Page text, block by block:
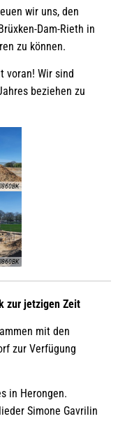
wir uns, den
Dam-Rieth in
zu können.
voran! Wir sind
beziehen zu
zur jetzigen Zeit
mit den
zur Verfügung
in Herongen.
Simone Gavrilin